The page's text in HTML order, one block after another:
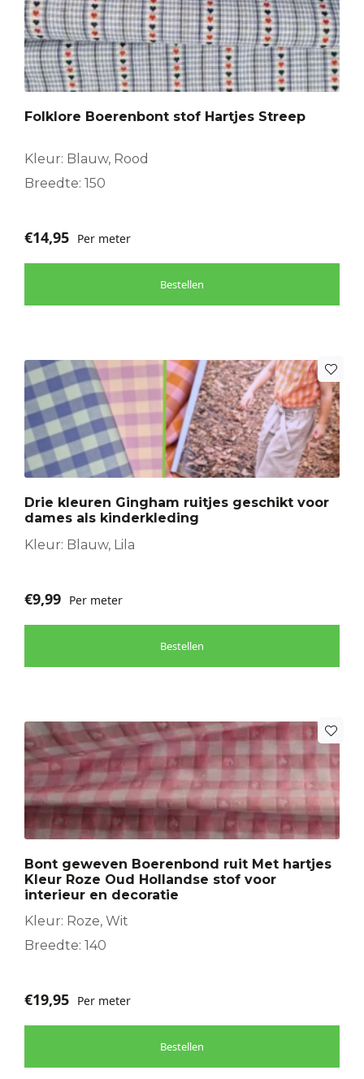
Folklore Boerenbont stof Hartjes Streep
Kleur: Blauw, Rood
Breedte: 150
€14,95 Per meter
Bestellen
Drie kleuren Gingham ruitjes geschikt voor
dames als kinderkleding
Kleur: Blauw, Lila
€9,99 Per meter
Bestellen
Dit
product
heeft
meerdere
variaties.
Deze
kan
gekozen
worden
productpagina
Bont geweven Boerenbond ruit Met hartjes
Kleur Roze Oud Hollandse stof voor
interieur en decoratie
Kleur: Roze, Wit
Breedte: 140
€19,95 Per meter
Bestellen